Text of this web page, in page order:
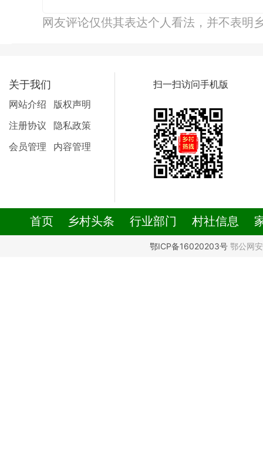
网友评论仅供其表达个人看法，并不表明
关于我们
网站介绍
版权声明
注册协议
隐私政策
会员管理
内容管理
扫一扫访问手机版
首页 乡村头条 行业部门 村社信息
鄂ICP备16020203号鄂公网